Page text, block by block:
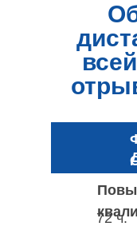
72 ч.